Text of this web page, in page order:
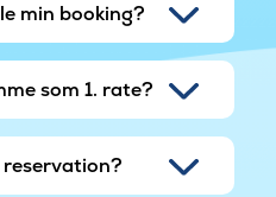
min booking?
som 1. rate?
reservation?